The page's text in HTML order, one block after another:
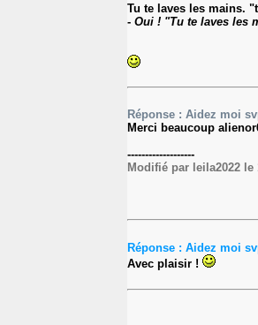
Tu te laves les mains.
- Oui ! "Tu te laves les
Réponse : Aidez moi
Merci beaucoup
-------------------
Modifié par leila2022 le
Réponse : Aidez moi
Avec plaisir !